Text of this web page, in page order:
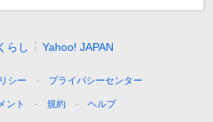
らし Yahoo! JAPAN
シー プライバシーセンター
ント 規約 ヘルプ